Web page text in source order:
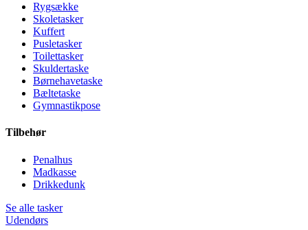
Rygsække
Skoletasker
Kuffert
Pusletasker
Toilettasker
Skuldertaske
Børnehavetaske
Bæltetaske
Gymnastikpose
Tilbehør
Penalhus
Madkasse
Drikkedunk
Se alle tasker
Udendørs